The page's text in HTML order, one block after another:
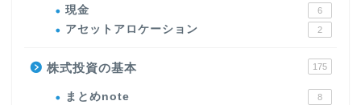
現金 6
アセットアロケーション 2
株式投資の基本 175
まとめnote 8